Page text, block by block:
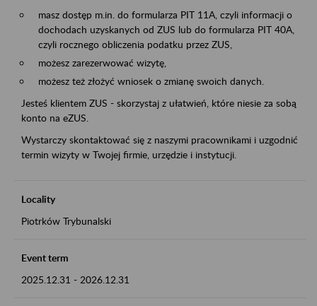
masz dostęp m.in. do formularza PIT 11A, czyli informacji o
dochodach uzyskanych od ZUS lub do formularza PIT 40A,
czyli rocznego obliczenia podatku przez ZUS,
możesz zarezerwować wizytę,
możesz też złożyć wniosek o zmianę swoich danych.
Jesteś klientem ZUS - skorzystaj z ułatwień, które niesie za sobą
konto na eZUS.
Wystarczy skontaktować się z naszymi pracownikami i uzgodnić
termin wizyty w Twojej firmie, urzędzie i instytucji.
Locality
Piotrków Trybunalski
Event term
2025.12.31 - 2026.12.31